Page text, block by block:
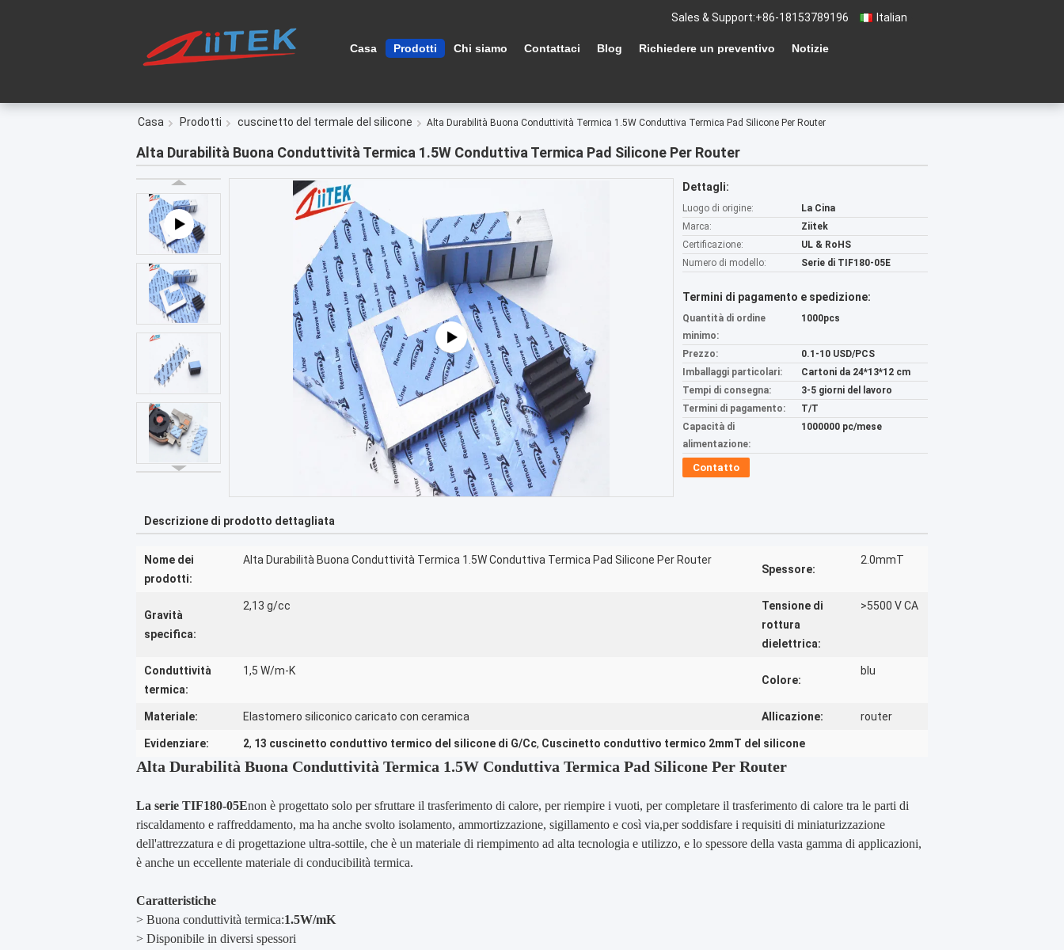
Italian
Sales & Support:+86-18153789196
Casa Prodotti Chi siamo Contattaci Blog Richiedere un preventivo Notizie
Casa Prodotti cuscinetto del termale del silicone Alta Durabilità Buona Conduttività Termica 1.5W Conduttiva Termica Pad Silicone Per Router
Alta Durabilità Buona Conduttività Termica 1.5W Conduttiva Termica Pad Silicone Per Router
Dettagli:
Luogo di origine:
La Cina
Marca:
Ziitek
Certificazione:
UL & RoHS
Numero di modello:
Serie di TIF180-05E
Termini di pagamento e spedizione:
Quantità di ordine
minimo:
1000pcs
Prezzo:
0.1-10 USD/PCS
Imballaggi particolari:
Cartoni da 24*13*12 cm
Tempi di consegna:
3-5 giorni del lavoro
Termini di pagamento:
T/T
Capacità di
alimentazione:
1000000 pc/mese
Contatto
Descrizione di prodotto dettagliata
Nome dei
prodotti:
Alta Durabilità Buona Conduttività Termica 1.5W Conduttiva Termica Pad Silicone Per Router
Spessore:
2.0mmT
Gravità
specifica:
2,13 g/cc
Tensione di
rottura
dielettrica:
>5500 V CA
Conduttività
termica:
1,5 W/m-K
Colore:
blu
Materiale: Elastomero siliconico caricato con ceramica Allicazione: router
Evidenziare: 2, 13 cuscinetto conduttivo termico del silicone di G/Cc, Cuscinetto conduttivo termico 2mmT del silicone
Alta Durabilità Buona Conduttività Termica 1.5W Conduttiva Termica Pad Silicone Per Router
La serie TIF180-05Enon è progettato solo per sfruttare il trasferimento di calore, per riempire i vuoti, per completare il trasferimento di calore tra le parti di
riscaldamento e raffreddamento, ma ha anche svolto isolamento, ammortizzazione, sigillamento e così via,per soddisfare i requisiti di miniaturizzazione
dell'attrezzatura e di progettazione ultra-sottile, che è un materiale di riempimento ad alta tecnologia e utilizzo, e lo spessore della vasta gamma di applicazioni,
è anche un eccellente materiale di conducibilità termica.
Caratteristiche
> Buona conduttività termica:1.5W/mK
> Disponibile in diversi spessori